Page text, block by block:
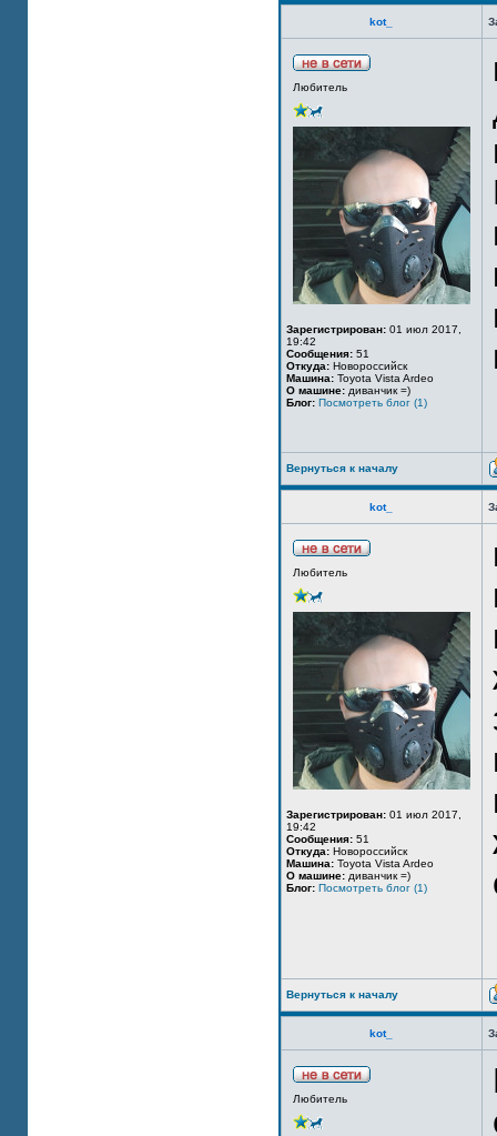
kot_
Любитель
Зарегистрирован: 01 июл 2017,
19:42
Сообщения: 51
Откуда: Новороссийск
Машина: Toyota Vista Ardeo
О машине: диванчик =)
Блог: Посмотреть блог (1)
Вернуться к началу
kot_
Любитель
Зарегистрирован: 01 июл 2017,
19:42
Сообщения: 51
Откуда: Новороссийск
Машина: Toyota Vista Ardeo
О машине: диванчик =)
Блог: Посмотреть блог (1)
Вернуться к началу
kot_
Любитель